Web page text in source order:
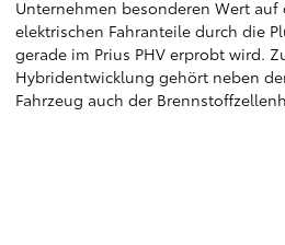
Unternehmen besonderen Wert
elektrischen Fahranteile durch die
gerade im Prius PHV erprobt wird.
Hybridentwicklung gehört neben
Fahrzeug auch der